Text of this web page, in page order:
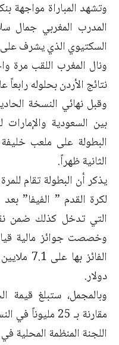
وتشهد المباراة مواجهة
المدرب المغربي جمال
السكتيوي الذي يشرف
نتائج الأردن بحلوله رابعاً عام 1988 على
وقبل نهائي النسخة
بين السعودية
البطولة على ملعب
الثانية ظهراً.
يذكر أن البطولة تقام
التي تدخل كذلك ضمن
وخصصت جوائز مالية
دولار.
مقارنة بـ 25
اللجنة المنظمة المحلية